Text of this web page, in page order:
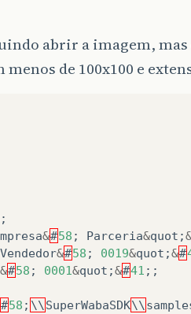
abrir a imagem, mas
de 100x100 e
;
&#58 ; Parceria&quot ;
Vendedor&#58 ; 001 9&quot ;&#
&#58 ; 0001&quot ;&#41 ;;
#58 ; \\ SuperWabaSDK\\